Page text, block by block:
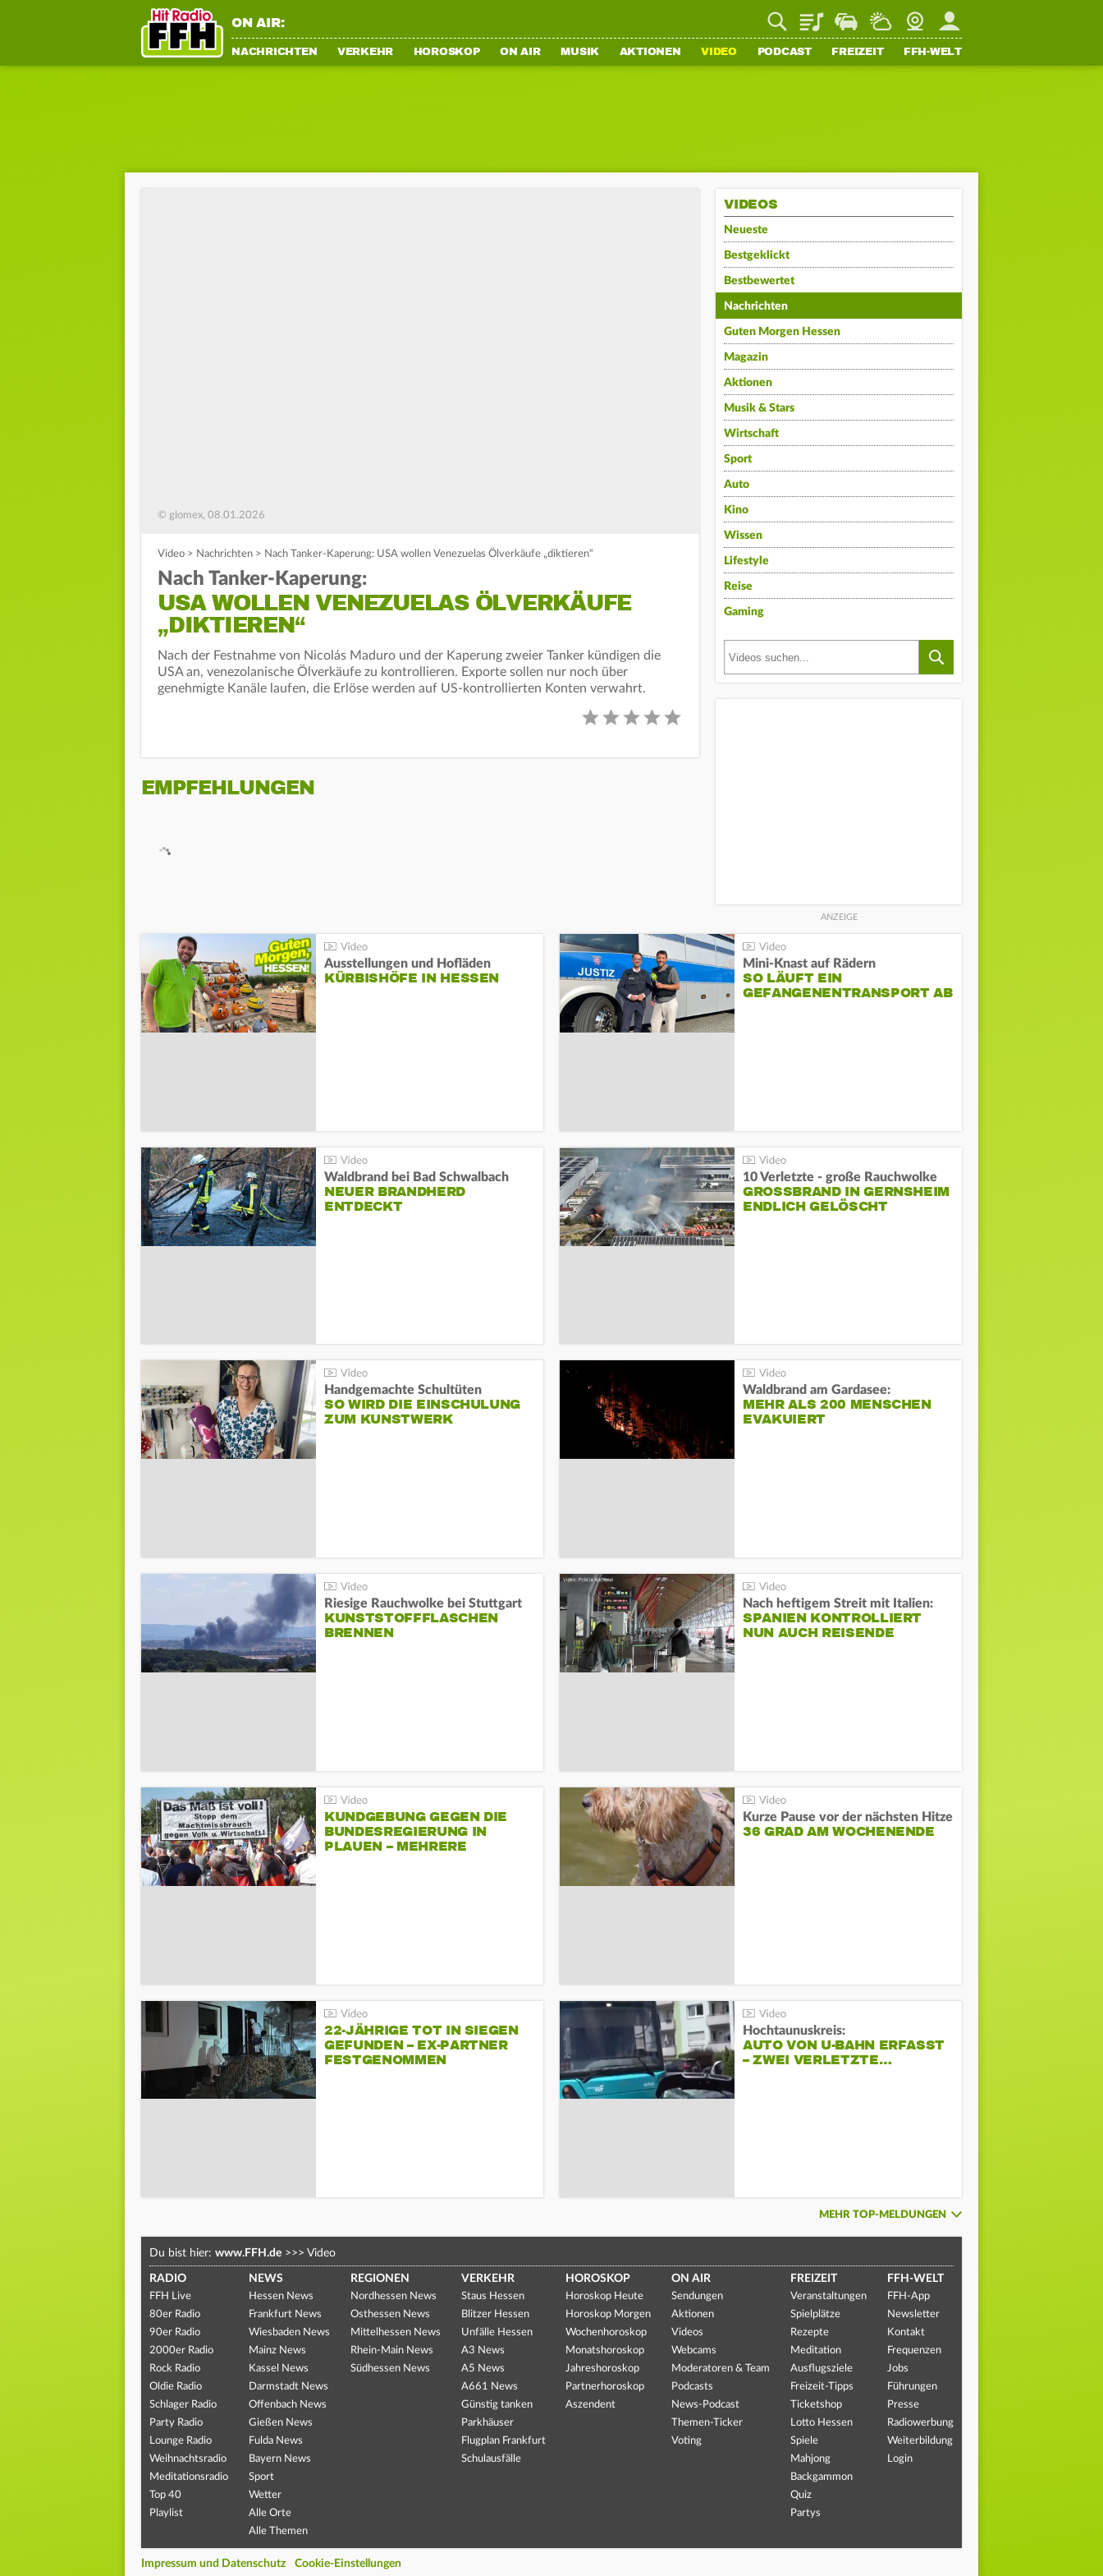
ON AIR: PlaylistStaupilotWetterWebcamMein FFH
NACHRICHTEN VERKEHR HOROSKOP ON AIR MUSIK AKTIONEN VIDEO PODCAST FREIZEIT FFH-WELT
© glomex, 08.01.2026
Video > Nachrichten > Nach Tanker-Kaperung: USA wollen Venezuelas Ölverkäufe „diktieren“
Nach Tanker-Kaperung:
USA WOLLEN VENEZUELAS ÖLVERKÄUFE
„DIKTIEREN“
Nach der Festnahme von Nicolás Maduro und der Kaperung zweier Tanker kündigen die
USA an, venezolanische Ölverkäufe zu kontrollieren. Exporte sollen nur noch über
genehmigte Kanäle laufen, die Erlöse werden auf US-kontrollierten Konten verwahrt.
EMPFEHLUNGEN
VIDEOS
Neueste
Bestgeklickt
Bestbewertet
Nachrichten
Guten Morgen Hessen
Magazin
Aktionen
Musik & Stars
Wirtschaft
Sport
Auto
Kino
Wissen
Lifestyle
Reise
Gaming
Ausstellungen und Hofläden
KÜRBISHÖFE IN HESSEN
Mini-Knast auf Rädern
SO LÄUFT EIN
GEFANGENENTRANSPORT AB
Waldbrand bei Bad Schwalbach
NEUER BRANDHERD
ENTDECKT
10 Verletzte - große Rauchwolke
GROSSBRAND IN GERNSHEIM E
NDLICH GELÖSCHT
Handgemachte Schultüten
SO WIRD DIE EINSCHULUNG
ZUM KUNSTWERK
Waldbrand am Gardasee:
MEHR ALS 200 MENSCHEN
EVAKUIERT
Riesige Rauchwolke bei Stuttgart
KUNSTSTOFFFLASCHEN
BRENNEN
Nach heftigem Streit mit Italien:
SPANIEN KONTROLLIERT
NUN AUCH REISENDE
KUNDGEBUNG GEGEN DIE
BUNDESREGIERUNG IN
PLAUEN – MEHRERE
Kurze Pause vor der nächsten Hitze
36 GRAD AM WOCHENENDE
22-JÄHRIGE TOT IN SIEGEN
GEFUNDEN – EX-PARTNER
FESTGENOMMEN
Hochtaunuskreis:
AUTO VON U-BAHN ERFASST
– ZWEI VERLETZTE…
MEHR TOP-MELDUNGEN
Du bist hier: www.FFH.de >>> Video
RADIO
FFH Live
80er Radio
90er Radio
2000er Radio
Rock Radio
Oldie Radio
Schlager Radio
Party Radio
Lounge Radio
Weihnachtsradio
Meditationsradio
Top 40
Playlist
NEWS
Hessen News
Frankfurt News
Wiesbaden News
Mainz News
Kassel News
Darmstadt News
Offenbach News
Gießen News
Fulda News
Bayern News
Sport
Wetter
Alle Orte
Alle Themen
REGIONEN
Nordhessen News
Osthessen News
Mittelhessen News
Rhein-Main News
Südhessen News
VERKEHR
Staus Hessen
Blitzer Hessen
Unfälle Hessen
A3 News
A5 News
A661 News
Günstig tanken
Parkhäuser
Flugplan Frankfurt
Schulausfälle
HOROSKOP
Horoskop Heute
Horoskop Morgen
Wochenhoroskop
Monatshoroskop
Jahreshoroskop
Partnerhoroskop
Aszendent
ON AIR
Sendungen
Aktionen
Videos
Webcams
Moderatoren & Team
Podcasts
News-Podcast
Themen-Ticker
Voting
FREIZEIT
Veranstaltungen
Spielplätze
Rezepte
Meditation
Ausflugsziele
Freizeit-Tipps
Ticketshop
Lotto Hessen
Spiele
Mahjong
Backgammon
Quiz
Partys
FFH-WELT
FFH-App
Newsletter
Kontakt
Frequenzen
Jobs
Führungen
Presse
Radiowerbung
Weiterbildung
Login
Impressum und Datenschutz Cookie-Einstellungen